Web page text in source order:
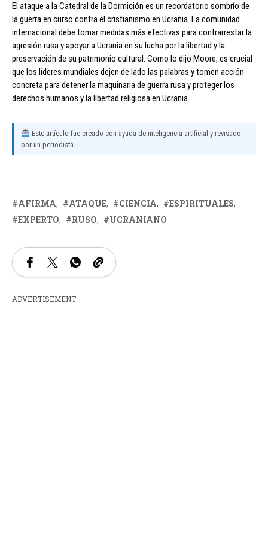
El ataque a la Catedral de la Dormición es un recordatorio sombrío de
la guerra en curso contra el cristianismo en Ucrania. La comunidad
internacional debe tomar medidas más efectivas para contrarrestar la
agresión rusa y apoyar a Ucrania en su lucha por la libertad y la
preservación de su patrimonio cultural. Como lo dijo Moore, es crucial
que los líderes mundiales dejen de lado las palabras y tomen acción
concreta para detener la maquinaria de guerra rusa y proteger los
derechos humanos y la libertad religiosa en Ucrania.
Este artículo fue creado con ayuda de inteligencia artificial y revisado
por un periodista.
AFIRMA ATAQUE CIENCIA
ESPIRITUALES
EXPERTO
RUSO UCRANIANO
ADVERTISEMENT